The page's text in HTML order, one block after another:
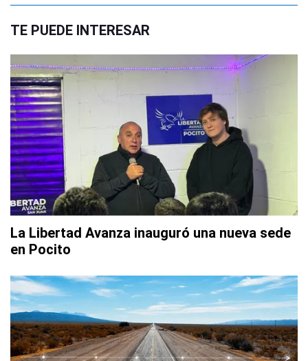
TE PUEDE INTERESAR
La Libertad Avanza inauguró una nueva sede
en Pocito